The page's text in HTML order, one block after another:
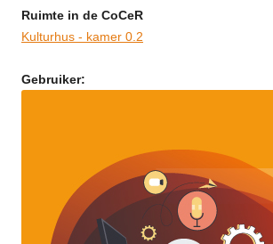
Ruimte in de CoCeR
Kulturhus - kamer 0.2
Gebruiker: